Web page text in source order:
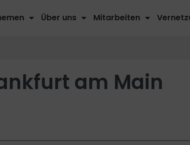
Über uns Mitarbeiten
am Main